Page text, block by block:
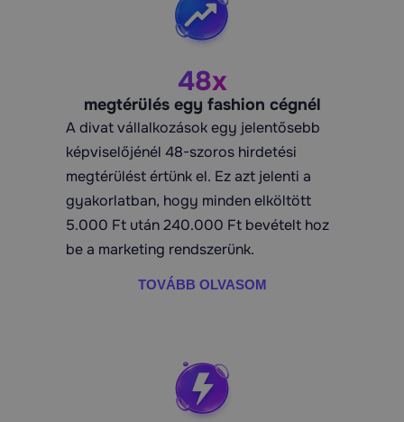
48x
megtérülés egy fashion cégnél
A divat vállalkozások egy jelentősebb
képviselőjénél 48-szoros hirdetési
megtérülést értünk el. Ez azt jelenti a
gyakorlatban, hogy minden elköltött
5.000 Ft után 240.000 Ft bevételt hoz
be a marketing rendszerünk.
TOVÁBB OLVASOM